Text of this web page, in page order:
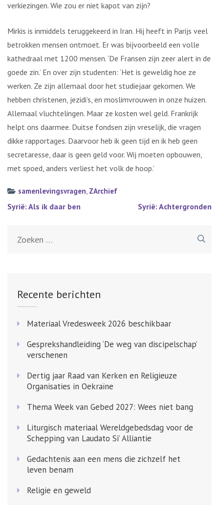
verkiezingen. Wie zou er niet kapot van zijn?
Mirkis is inmiddels teruggekeerd in Iran. Hij heeft in Parijs veel
betrokken mensen ontmoet. Er was bijvoorbeeld een volle
kathedraal met 1200 mensen. ‘De Fransen zijn zeer alert in de
goede zin.’ En over zijn studenten: ‘Het is geweldig hoe ze
werken. Ze zijn allemaal door het studiejaar gekomen. We
hebben christenen, jezidi’s, en moslimvrouwen in onze huizen.
Allemaal vluchtelingen. Maar ze kosten wel geld. Frankrijk
helpt ons daarmee. Duitse fondsen zijn vreselijk, die vragen
dikke rapportages. Daarvoor heb ik geen tijd en ik heb geen
secretaresse, daar is geen geld voor. Wij moeten opbouwen,
met spoed, anders verliest het volk de hoop.’
samenlevingsvragen, ZArchief
Bericht
Syrië: Als ik daar ben Syrië: Achtergronden
Recente berichten
Materiaal Vredesweek 2026 beschikbaar
Gesprekshandleiding ‘De weg van discipelschap’
verschenen
Dertig jaar Raad van Kerken en Religieuze
Organisaties in Oekraïne
Thema Week van Gebed 2027: Wees niet bang
Liturgisch materiaal Wereldgebedsdag voor de
Schepping van Laudato Si’ Alliantie
Gedachtenis aan een mens die zichzelf het
leven benam
Religie en geweld